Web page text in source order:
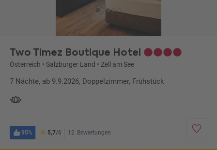
Two Timez Boutique Hotel
Österreich • Salzburger Land • Zell am See
7 Nächte, ab 9.9.2026, Doppelzimmer, Frühstück
95% 5,7/6 12 Bewertungen